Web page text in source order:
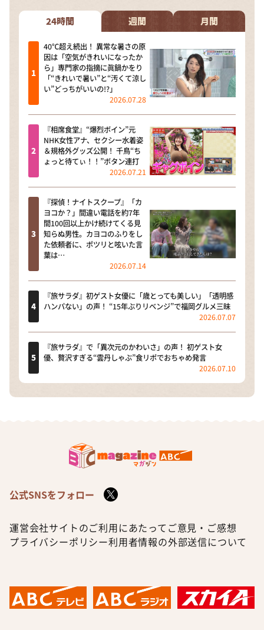
24時間 週間 月間
40℃超え続出！ 異常な暑さの原
因は「空気がきれいになったか
ら」専門家の指摘に眞鍋かをり
「“きれいで暑い”と“汚くて涼し
い”どっちがいいの!?」
2026.07.28
『相席食堂』“爆烈ボイン”元
NHK女性アナ、セクシー水着姿
＆規格外グッズ公開！ 千鳥“ち
ょっと待てぃ！！”ボタン連打
2026.07.21
『探偵！ナイトスクープ』「カ
ヨコか？」間違い電話を約7年
間100回以上かけ続けてくる見
知らぬ男性。カヨコのふりをし
た依頼者に、ポツリと呟いた言
葉は…
2026.07.14
『旅サラダ』初ゲスト女優に「歳とっても美しい」「透明感
ハンパない」の声！ “15年ぶりリベンジ”で福岡グルメ三昧
2026.07.07
『旅サラダ』で「異次元のかわいさ」の声！ 初ゲスト女
優、贅沢すぎる“雲丹しゃぶ”食リポでおちゃめ発言
2026.07.10
公式SNSをフォロー
運営会社サイトのご利用にあたって ご意見・ご感想
プライバシーポリシー利用者情報の外部送信について